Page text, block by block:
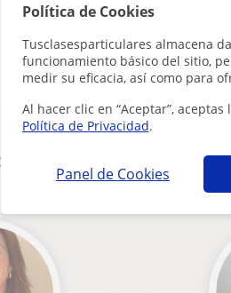
Política de Cookies
Tusclasesparticulares almacena
funcionamiento básico del sitio,
medir su eficacia, así como para
Al hacer clic en “Aceptar”,
Política de Privacidad.
Panel de Cookies
Inglés en San